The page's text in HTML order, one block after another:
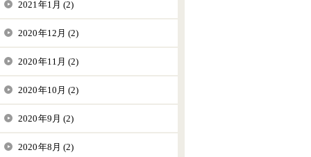
2021年1月 (2)
2020年12月 (2)
2020年11月 (2)
2020年10月 (2)
2020年9月 (2)
2020年8月 (2)